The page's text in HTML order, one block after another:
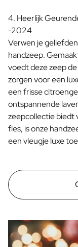
4. Heerlijk
-2024
Verwen je
handzeep.
voedt deze zeep
zorgen voor een
een frisse
ontspannende
zeepcollectie biedt
fles, is onze
een vleugje luxe